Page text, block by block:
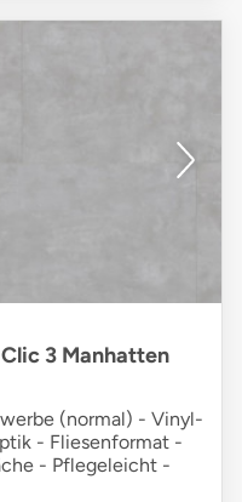
3 Manhatten
(normal) - Vinyl-
- Fliesenformat -
- Pflegeleicht -